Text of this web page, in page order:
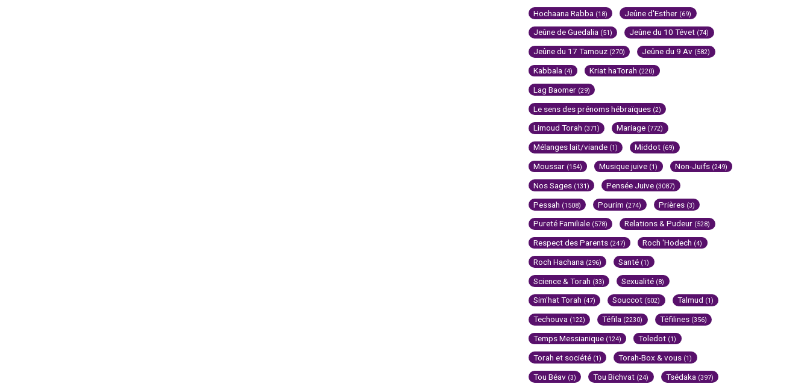
Hochaana Rabba (18) Jeûne d'Esther (69)
Jeûne de Guedalia (51) Jeûne du 10 Tévet (74)
Jeûne du 17 Tamouz (270) Jeûne du 9 Av (582)
Kabbala (4) Kriat haTorah (220)
Lag Baomer (29)
Le sens des prénoms hébraïques (2)
Limoud Torah (371) Mariage (772)
Mélanges lait/viande (1) Middot (69)
Moussar (154) Musique juive (1) Non-Juifs (249)
Nos Sages (131) Pensée Juive (3087)
Pessah (1508) Pourim (274) Prières (3)
Pureté Familiale (578) Relations & Pudeur (528)
Respect des Parents (247) Roch 'Hodech (4)
Roch Hachana (296) Santé (1)
Science & Torah (33) Sexualité (8)
Sim'hat Torah (47) Souccot (502) Talmud (1)
Techouva (122) Téfila (2230) Téfilines (356)
Temps Messianique (124) Toledot (1)
Torah et société (1) Torah-Box & vous (1)
Tou Béav (3) Tou Bichvat (24) Tsédaka (397)